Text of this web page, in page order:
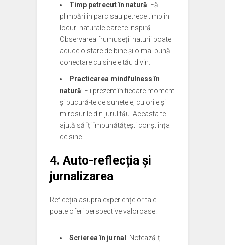
Timp petrecut în natură: Fă
plimbări în parc sau petrece timp în
locuri naturale care te inspiră.
Observarea frumuseții naturii poate
aduce o stare de bine și o mai bună
conectare cu sinele tău divin.
Practicarea mindfulness în
natură: Fii prezent în fiecare moment
și bucură-te de sunetele, culorile și
mirosurile din jurul tău. Aceasta te
ajută să îți îmbunătățești conștiința
de sine.
4. Auto-reflecția și
jurnalizarea
Reflecția asupra experiențelor tale
poate oferi perspective valoroase.
Scrierea în jurnal : Notează-ți